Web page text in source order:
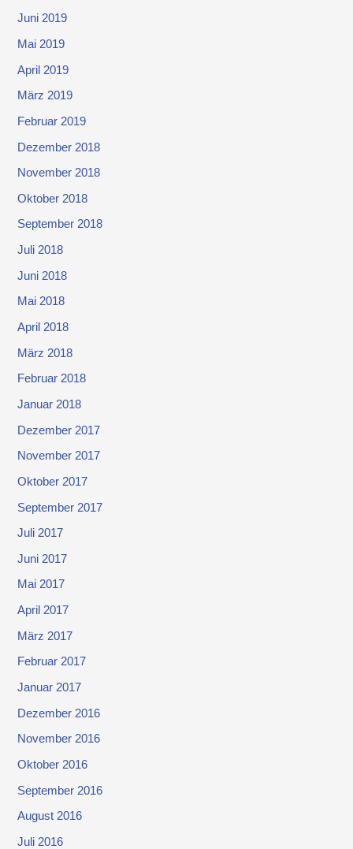
Juni 2019
Mai 2019
April 2019
März 2019
Februar 2019
Dezember 2018
November 2018
Oktober 2018
September 2018
Juli 2018
Juni 2018
Mai 2018
April 2018
März 2018
Februar 2018
Januar 2018
Dezember 2017
November 2017
Oktober 2017
September 2017
Juli 2017
Juni 2017
Mai 2017
April 2017
März 2017
Februar 2017
Januar 2017
Dezember 2016
November 2016
Oktober 2016
September 2016
August 2016
Juli 2016